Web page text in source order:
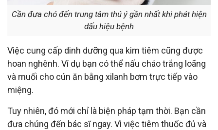
Cần đưa chó đến trung tâm thú ý gần nhất khi phát hiện
dấu hiệu bệnh
Việc cung cấp dinh dưỡng qua kim tiêm cũng được
hoan nghênh. Ví dụ bạn có thể nấu cháo trắng loãng
và muối cho cún ăn bằng xilanh bơm trực tiếp vào
miệng.
Tuy nhiên, đó mới chỉ là biện pháp tạm thời. Bạn cần
đưa chúng đến bác sĩ ngay. Vì việc tiêm thuốc đủ và